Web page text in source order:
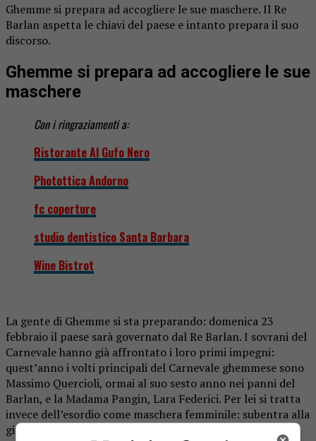
Ghemme si prepara ad accogliere le sue maschere. Il Re
Barlan aspetta le chiavi del paese e intanto prepara il suo
discorso.
Ghemme si prepara ad accogliere le sue
maschere
Con i ringraziamenti a:
Ristorante Al Gufo Nero
Photottica Andorno
fc coperture
studio dentistico Santa Barbara
Wine Bistrot
La gente di Ghemme si sta preparando: domenica 23
febbraio il paese sarà governato dal Re Barlan. I sovrani del
Carnevale hanno già affrontato i loro primi impegni:
quest’anno i volti principali del Carnevale ghemmese sono
Massimo Quercioli, ormai al suo sesto anno nei panni del
Barlan, e la Madama Pangin, Lara Federici. Per lei si tratta
invece dell’esordio come maschera femminile: subentra alla
giovane Grazia Russo, eletta nel 2016.